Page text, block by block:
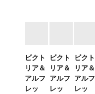
ビクト
リア＆
アルフ
レッ
ビクト
リア＆
アルフ
レッ
ビクト
リア＆
アルフ
レッ